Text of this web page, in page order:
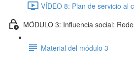
VÍDEO 8: Plan de servicio al
MÓDULO 3: Influencia social:
Material del módulo 3